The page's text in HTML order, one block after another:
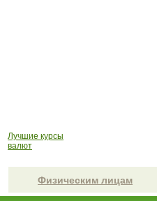
Лучшие курсы
валют
Физическим лицам